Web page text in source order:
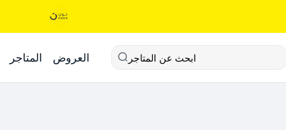
المتاجر العروض ابحث عن المتاجر